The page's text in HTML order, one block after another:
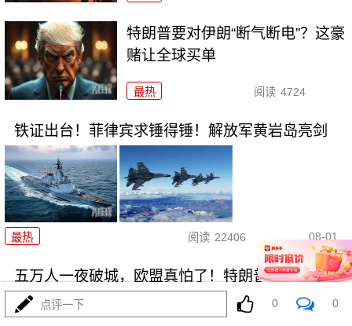
特朗普要对伊朗“断气断电”？这豪
赌让全球买单
最热 阅读 4724
铁证出台！菲律宾求锤得锤！解放军黄岩岛亮剑
最热 阅读 22406 08-01
五万人一夜破城，欧盟真怕了！特朗普拿美国说事
点评一下 0 0